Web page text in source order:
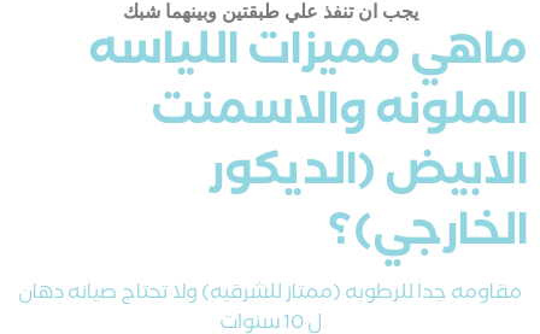
يجب ان تنفذ علي طبقتين وبينهما شبك
ماهي مميزات اللياسه
الملونه والاسمنت
الابيض (الديكور
الخارجي)؟
مقاومه جدا للرطوبه (ممتاز للشرقيه) ولا تحتاج صيانه دهان
ل 10 سنوات